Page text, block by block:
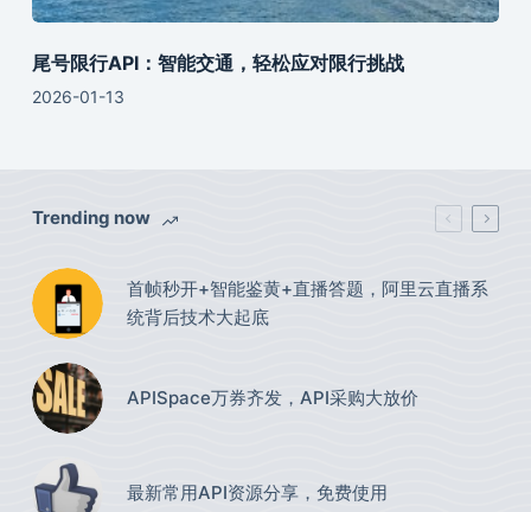
尾号限行API：智能交通，轻松应对限行挑战
2026-01-13
Trending now
首帧秒开+智能鉴黄+直播答题，阿里云直播系
统背后技术大起底
APISpace万券齐发，API采购大放价
最新常用API资源分享，免费使用​